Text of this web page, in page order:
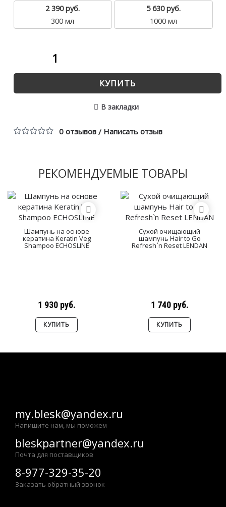
2 390 руб.
300 мл
5 630 руб.
1000 мл
КУПИТЬ
В закладки
0 отзывов/ Написать отзыв
РЕКОМЕНДУЕМЫЕ ТОВАРЫ
Шампунь на основе
кератина Keratin Veg
Shampoo ECHOSLINE
1 930 руб.
КУПИТЬ
Сухой очищающий
шампунь Hair to Go
Refresh`n Reset LENDAN
1 740 руб.
КУПИТЬ
my.blesk@yandex.ru
Напишите нам, мы поможем
bleskpartner@yandex.ru
Почта для поставщиков
8-977-329-35-20
Заказать обратный звонок